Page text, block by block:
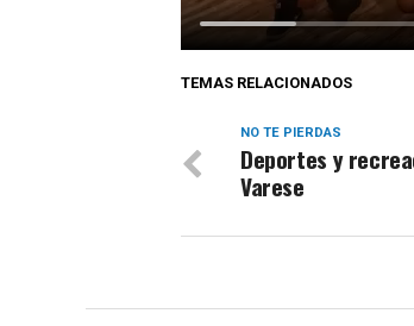
TEMAS RELACIONADOS
NO TE PIERDAS
Deportes y
Varese